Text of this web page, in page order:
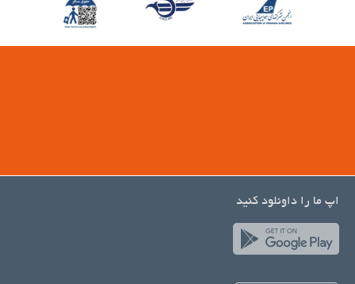
اپ ما را داونلود کنید